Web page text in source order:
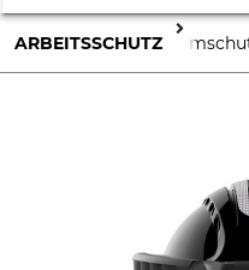
ARBEITSSCHUTZ